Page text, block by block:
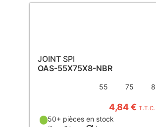
JOINT SPI
OAS-55X75X8-NBR
55 75 8
4,84 € T.T.C.
50+ pièces en stock